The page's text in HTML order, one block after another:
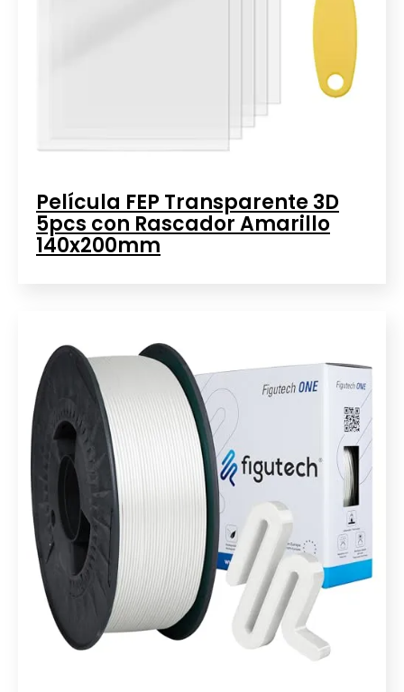
Película FEP Transparente 3D
5pcs con Rascador Amarillo
140x200mm